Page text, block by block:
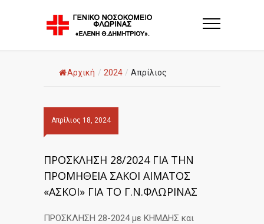
Αρχική / 2024 / Απρίλιος
Απρίλιος 18, 2024
ΠΡΟΣΚΛΗΣΗ 28/2024 ΓΙΑ ΤΗΝ
ΠΡΟΜΗΘΕΙΑ ΣΑΚΟΙ ΑΙΜΑΤΟΣ
«ΑΣΚΟΙ» ΓΙΑ ΤΟ Γ.Ν.ΦΛΩΡΙΝΑΣ
ΠΡΟΣΚΛΗΣΗ 28-2024 με ΚΗΜΔΗΣ και